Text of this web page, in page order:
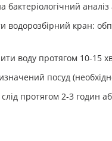
бактеріологічний
водорозбірний кран:
воду протягом 10-15
посуд
протягом 2-3 годин